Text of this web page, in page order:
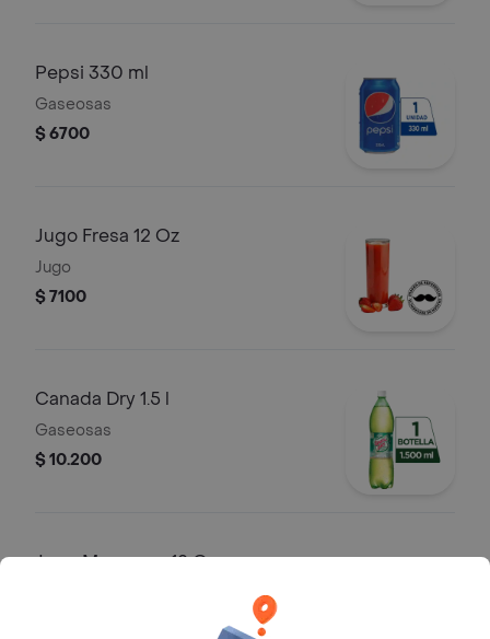
Pepsi 330 ml
Gaseosas
$ 6700
Jugo Fresa 12 Oz
Jugo
$ 7100
Canada Dry 1.5 l
Gaseosas
$ 10.200
Jugo Maracuya 12 Oz